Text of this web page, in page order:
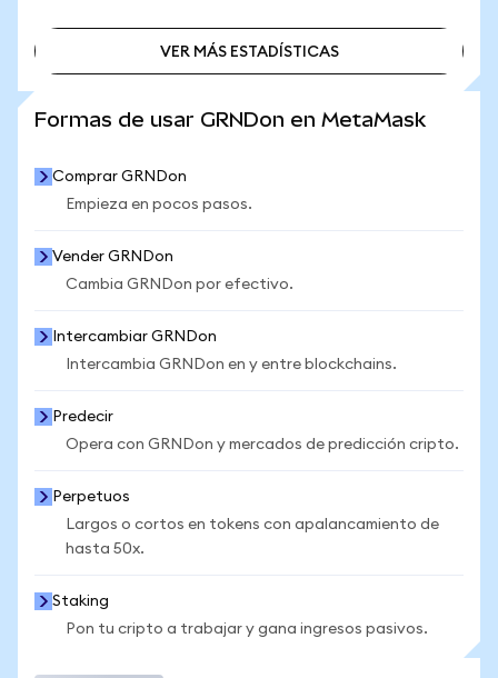
VER MÁS ESTADÍSTICAS
Formas de usar GRNDon en MetaMask
Comprar GRNDon
Empieza en pocos pasos.
Vender GRNDon
Cambia GRNDon por efectivo.
Intercambiar GRNDon
Intercambia GRNDon en y entre blockchains.
Predecir
Opera con GRNDon y mercados de predicción cripto.
Perpetuos
Largos o cortos en tokens con apalancamiento de
hasta 50x.
Staking
Pon tu cripto a trabajar y gana ingresos pasivos.